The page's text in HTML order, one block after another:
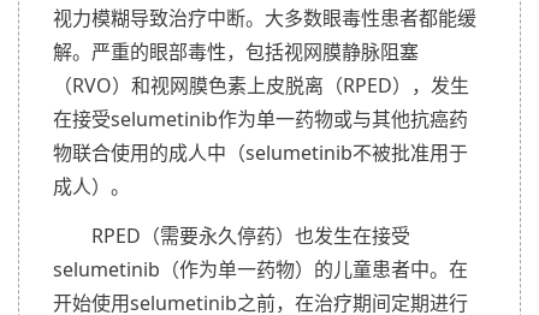
视力模糊导致治疗中断。大多数眼毒性患者都能缓
解。严重的眼部毒性，包括视网膜静脉阻塞
（RVO）和视网膜色素上皮脱离（RPED），发生
在接受selumetinib作为单一药物或与其他抗癌药
物联合使用的成人中（selumetinib不被批准用于
成人）。
RPED（需要永久停药）也发生在接受
selumetinib（作为单一药物）的儿童患者中。在
开始使用selumetinib之前，在治疗期间定期进行